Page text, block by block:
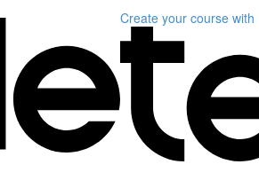
Create your course with